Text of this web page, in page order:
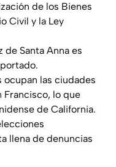
de los Bienes
Civil y la Ley
de Santa Anna es
ocupan las ciudades
Francisco, lo que
de California.
llena de denuncias